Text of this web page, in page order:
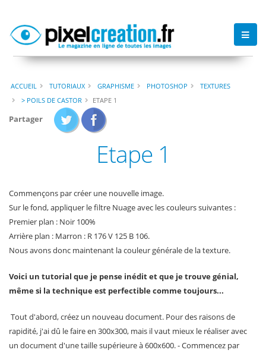
ACCUEIL TUTORIAUX GRAPHISME PHOTOSHOP
TEXTURES
> POILS DE CASTOR
ETAPE 1
Partager
Etape 1
Commençons par créer une nouvelle image.
Sur le fond, appliquer le filtre Nuage avec les couleurs suivantes :
Premier plan : Noir 100%
Arrière plan : Marron : R 176 V 125 B 106.
Nous avons donc maintenant la couleur générale de la texture.
Voici un tutorial que je pense inédit et que je trouve génial,
même si la technique est perfectible comme toujours...
Tout d'abord, créez un nouveau document. Pour des raisons de
rapidité, j'ai dû le faire en 300x300, mais il vaut mieux le réaliser avec
un document d'une taille supérieure à 600x600. - Commencez par